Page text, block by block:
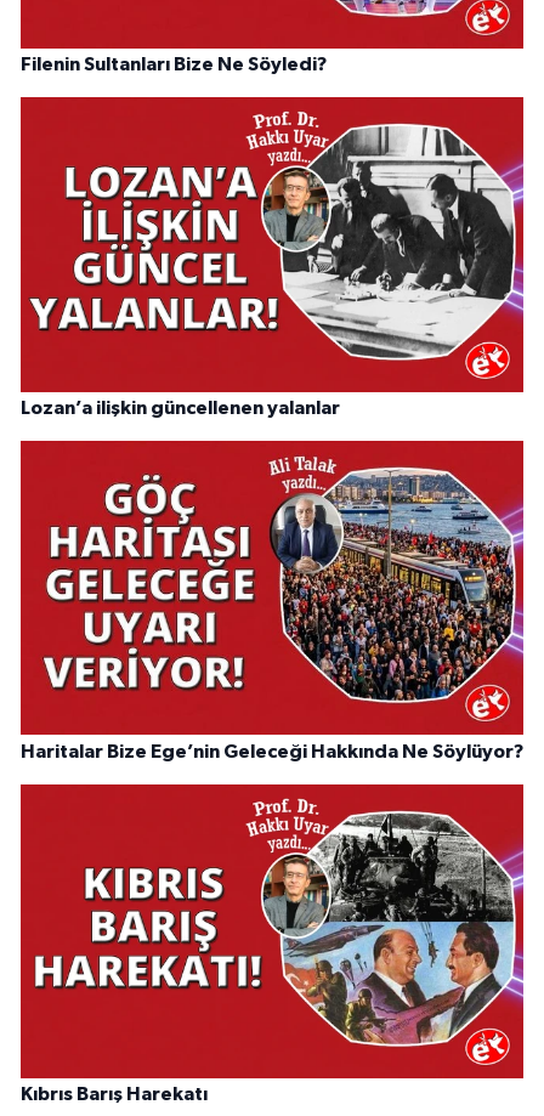
Filenin Sultanları Bize Ne Söyledi?
Lozan’a ilişkin güncellenen yalanlar
Haritalar Bize Ege’nin Geleceği Hakkında Ne Söylüyor?
Kıbrıs Barış Harekatı